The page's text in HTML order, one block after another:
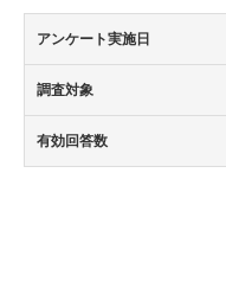
アンケート実施日
調査対象
有効回答数